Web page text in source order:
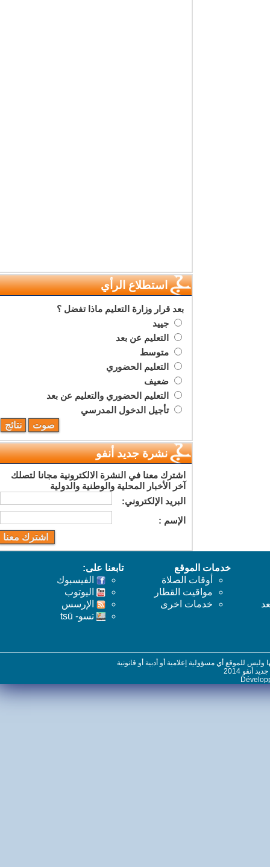
استطلاع الرأي
بعد قرار وزارة التعليم ماذا تفضل ؟
جييد
التعليم عن بعد
متوسط
التعليم الحضوري
ضعيف
التعليم الحضوري والتعليم عن بعد
تأجيل الدخول المدرسي
نشرة جديد أنفو
اشترك معنا في النشرة الالكترونية مجانا لتصلك
آخر الأخبار المحلية والوطنية والدولية
البريد اﻹلكتروني:
اﻹسم :
خدمات الموقع
أوقات الصلاة
مواقيت القطار
خدمات اخرى
تابعنا على:
الفيسبوك
اليوتوب
اﻹرسس
تسو- tsū
للموقع أي مسؤولية إعلامية أو أدبية أو قانونية
2014